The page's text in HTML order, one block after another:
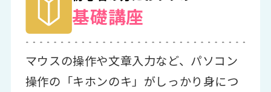
基礎講座
マウスの操作や文章入力など、パソコン
操作の「キホンのキ」がしっかり身につ